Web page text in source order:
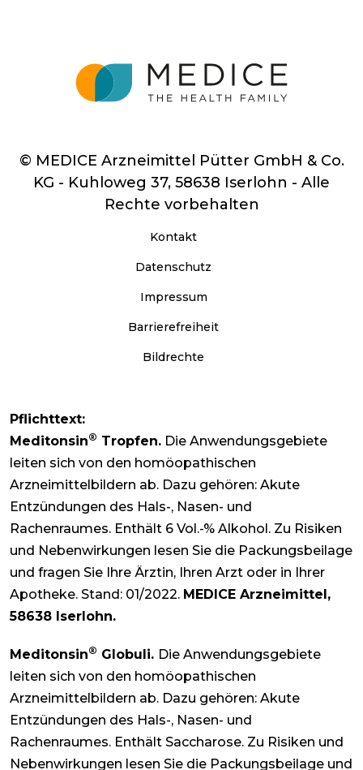
© MEDICE Arzneimittel Pütter GmbH & Co.
KG - Kuhloweg 37, 58638 Iserlohn - Alle
Rechte vorbehalten
Kontakt
Datenschutz
Impressum
Barrierefreiheit
Bildrechte
Pflichttext:
Meditonsin® Tropfen. Die Anwendungsgebiete
leiten sich von den homöopathischen
Arzneimittelbildern ab. Dazu gehören: Akute
Entzündungen des Hals-, Nasen- und
Rachenraumes. Enthält 6 Vol.-% Alkohol. Zu Risiken
und Nebenwirkungen lesen Sie die Packungsbeilage
und fragen Sie Ihre Ärztin, Ihren Arzt oder in Ihrer
Apotheke. Stand: 01/2022. MEDICE Arzneimittel,
58638 Iserlohn.
Meditonsin® Globuli. Die Anwendungsgebiete
leiten sich von den homöopathischen
Arzneimittelbildern ab. Dazu gehören: Akute
Entzündungen des Hals-, Nasen- und
Rachenraumes. Enthält Saccharose. Zu Risiken und
Nebenwirkungen lesen Sie die Packungsbeilage und